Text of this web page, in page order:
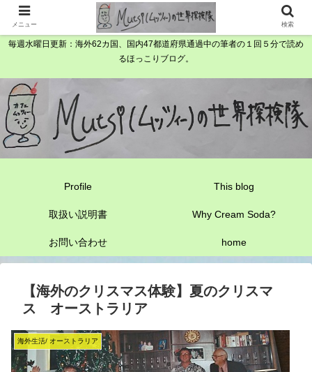
毎週水曜日更新：海外62カ国、国内47都道府県通過中の筆者の１回５分で読め
るほっこりブログ。
Profile This blog
取扱い説明書 Why Cream Soda?
お問い合わせ home
【海外のクリスマス体験】夏のクリスマ
ス オーストラリア
海外生活/ オーストラリア
メニュー 検索